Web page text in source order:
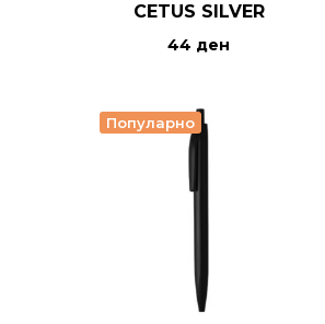
CETUS SILVER
44 ден
Популарно